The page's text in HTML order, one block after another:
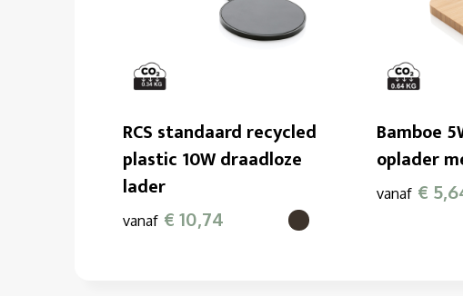
RCS standaard recycled
plastic 10W draadloze
lader
vanaf € 10,74
Bamboe
oplader
vanaf €